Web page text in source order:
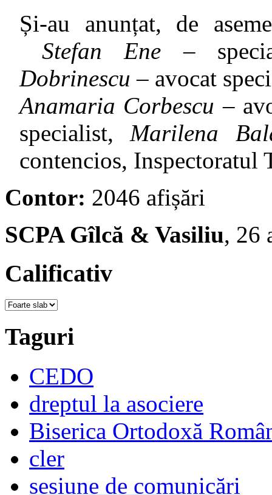
Și-au anunțat, de
Stefan Ene –
Dobrinescu – avocat
Anamaria Corbescu –
specialist,Marilena
contencios, Inspectoratul
Contor: 2046 afișări
SCPA Gîlcă & Vasiliu, 26
Calificativ
Taguri
CEDO
dreptul la asociere
Biserica Ortodoxă
cler
sesiune de comunicări